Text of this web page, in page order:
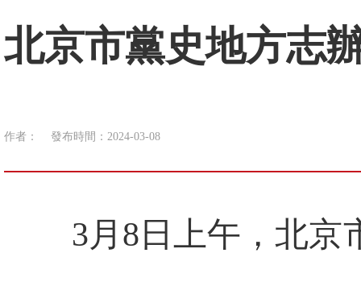
北京市黨史地方志
作者： 發布時間：2024-03-08
3月8日上午，北京